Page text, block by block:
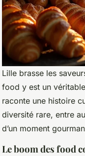
Lille brasse les
food y est un
raconte une histoire
diversité rare, entre
d’un moment
Le boom des food